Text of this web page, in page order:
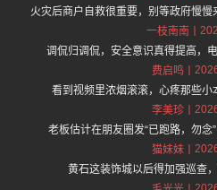
火灾后商户自救很重要，别等政府慢慢
一枝南南
调侃归调侃，安全意识真得提高，
费启鸣
看到视频里浓烟滚滚，心疼那些小
李美珍
老板估计在朋友圈发“已跑路，勿念
猫妹妹
黄石这装饰城以后得加强巡查